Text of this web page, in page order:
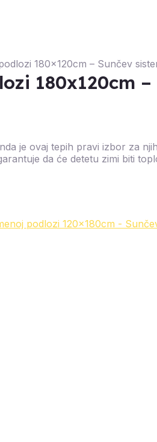
180x120cm – Sunčev
180x120cm
je ovaj tepih pravi izbor za
da će detetu zimi biti
podlozi 120x180cm -